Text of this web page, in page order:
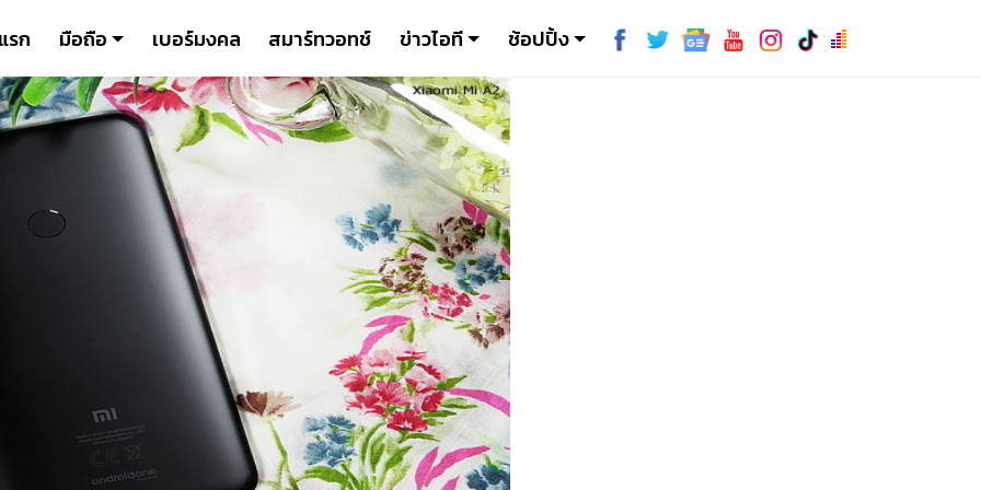
รก มือถือ เบอร์มงคล สมาร์ทวอทช์ ข่าวไอที ช้อปปิ้ง